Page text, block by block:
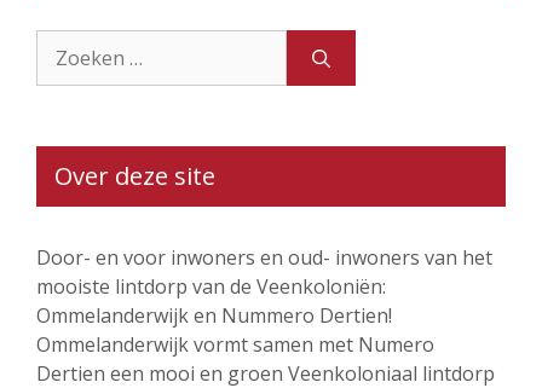
naar:
Over deze site
Door- en voor inwoners en oud- inwoners van het
mooiste lintdorp van de Veenkoloniën:
Ommelanderwijk en Nummero Dertien!
Ommelanderwijk vormt samen met Numero
Dertien een mooi en groen Veenkoloniaal lintdorp